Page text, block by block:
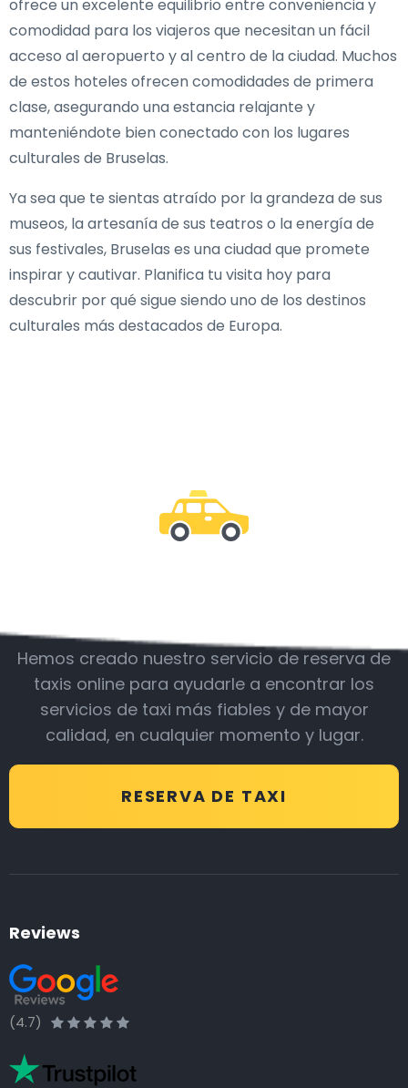
ofrece un excelente equilibrio entre conveniencia y
comodidad para los viajeros que necesitan un fácil
acceso al aeropuerto y al centro de la ciudad. Muchos
de estos hoteles ofrecen comodidades de primera
clase, asegurando una estancia relajante y
manteniéndote bien conectado con los lugares
culturales de Bruselas.
Ya sea que te sientas atraído por la grandeza de sus
museos, la artesanía de sus teatros o la energía de
sus festivales, Bruselas es una ciudad que promete
inspirar y cautivar. Planifica tu visita hoy para
descubrir por qué sigue siendo uno de los destinos
culturales más destacados de Europa.
Hemos creado nuestro servicio de reserva de
taxis online para ayudarle a encontrar los
servicios de taxi más fiables y de mayor
calidad, en cualquier momento y lugar.
RESERVA DE TAXI
Reviews
(4.7)